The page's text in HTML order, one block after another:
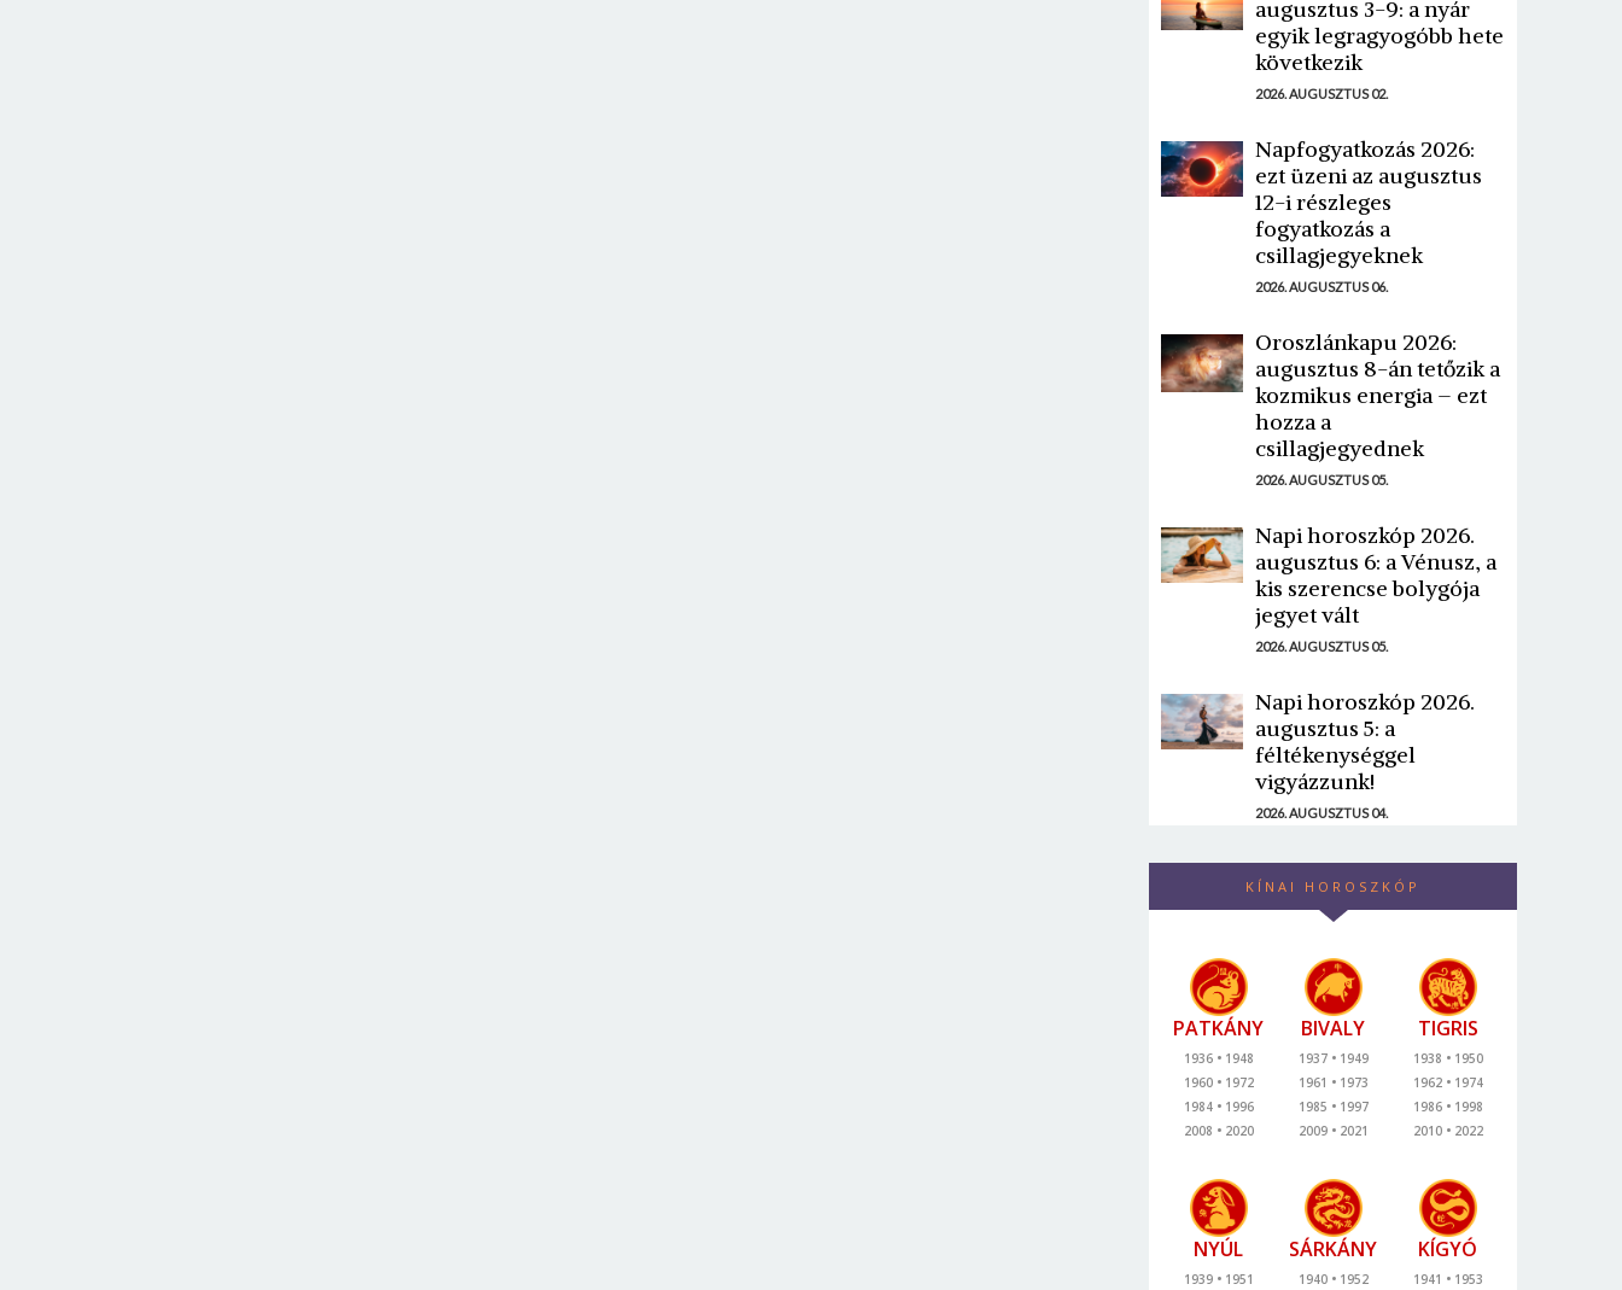
augusztus 3-9: a nyár
egyik legragyogóbb hete
következik
2026. AUGUSZTUS 02.
Napfogyatkozás 2026:
ezt üzeni az augusztus
12-i részleges
fogyatkozás a
csillagjegyeknek
2026. AUGUSZTUS 06.
Oroszlánkapu 2026:
augusztus 8-án tetőzik a
kozmikus energia – ezt
hozza a
csillagjegyednek
2026. AUGUSZTUS 05.
Napi horoszkóp 2026.
augusztus 6: a Vénusz, a
kis szerencse bolygója
jegyet vált
2026. AUGUSZTUS 05.
Napi horoszkóp 2026.
augusztus 5: a
féltékenységgel
vigyázzunk!
2026. AUGUSZTUS 04.
KÍNAI HOROSZKÓP
PATKÁNY
1936
1948
1960
1972
1984
1996
2008
2020
BIVALY
1937
1949
1961
1973
1985
1997
2009
2021
TIGRIS
1938
1950
1962
1974
1986
1998
2010
2022
NYÚL
1939
1951
SÁRKÁNY
1940
1952
KÍGYÓ
1941
1953